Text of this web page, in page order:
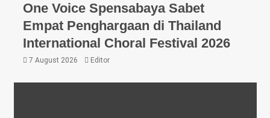
One Voice Spensabaya Sabet
Empat Penghargaan di Thailand
International Choral Festival 2026
7 August 2026 Editor